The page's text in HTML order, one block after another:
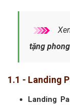
tặng
1.1 - Landing
Landing